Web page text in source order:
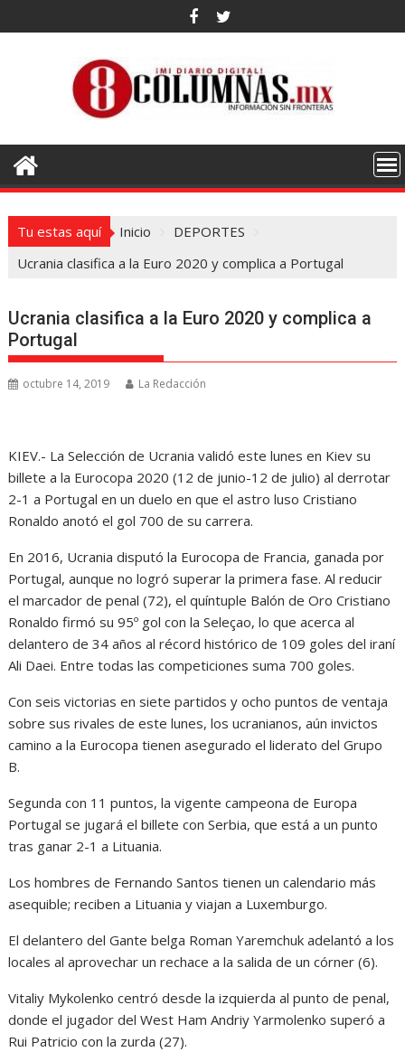
al
Tu estas aquí Inicio
DEPORTES
Ucrania clasifica a la Euro 2020 y complica a Portugal
Ucrania clasifica a la Euro 2020 y complica a
Portugal
octubre 14, 2019 La Redacción
KIEV.- La Selección de Ucrania validó este lunes en Kiev su
billete a la Eurocopa 2020 (12 de junio-12 de julio) al derrotar
2-1 a Portugal en un duelo en que el astro luso Cristiano
Ronaldo anotó el gol 700 de su carrera.
En 2016, Ucrania disputó la Eurocopa de Francia, ganada por
Portugal, aunque no logró superar la primera fase. Al reducir
el marcador de penal (72), el quíntuple Balón de Oro Cristiano
Ronaldo firmó su 95º gol con la Seleçao, lo que acerca al
delantero de 34 años al récord histórico de 109 goles del iraní
Ali Daei. Entre todas las competiciones suma 700 goles.
Con seis victorias en siete partidos y ocho puntos de ventaja
sobre sus rivales de este lunes, los ucranianos, aún invictos
camino a la Eurocopa tienen asegurado el liderato del Grupo
B.
Segunda con 11 puntos, la vigente campeona de Europa
Portugal se jugará el billete con Serbia, que está a un punto
tras ganar 2-1 a Lituania.
Los hombres de Fernando Santos tienen un calendario más
asequible; reciben a Lituania y viajan a Luxemburgo.
El delantero del Gante belga Roman Yaremchuk adelantó a los
locales al aprovechar un rechace a la salida de un córner (6).
Vitaliy Mykolenko centró desde la izquierda al punto de penal,
donde el jugador del West Ham Andriy Yarmolenko superó a
Rui Patricio con la zurda (27).